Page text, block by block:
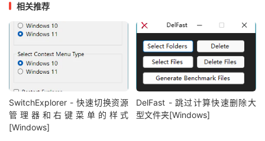
相关推荐
SwitchExplorer - 快速切换资源
管理器和右键菜单的样式
[Windows]
DelFast - 跳过计算快速删除大
型文件夹[Windows]